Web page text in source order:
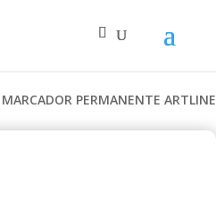
PERMANENTE ARTLINE